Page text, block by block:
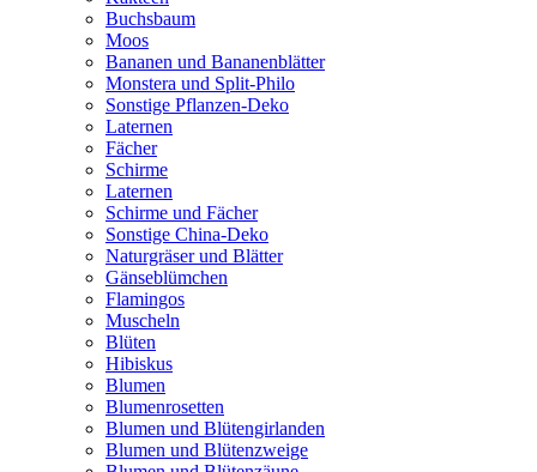
Buchsbaum
Moos
Bananen und Bananenblätter
Monstera und Split-Philo
Sonstige Pflanzen-Deko
Laternen
Fächer
Schirme
Laternen
Schirme und Fächer
Sonstige China-Deko
Naturgräser und Blätter
Gänseblümchen
Flamingos
Muscheln
Blüten
Hibiskus
Blumen
Blumenrosetten
Blumen und Blütengirlanden
Blumen und Blütenzweige